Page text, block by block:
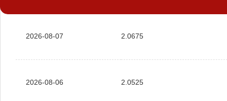
2026-08-07 2.0675
2026-08-06 2.0525